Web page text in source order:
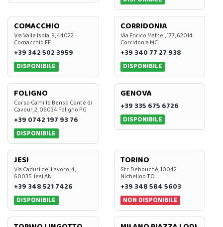
COMACCHIO
Via Valle Isola, 9, 44022
Comacchio FE
+39 342 502 3959
DISPONIBILE
CORRIDONIA
Via Enrico Mattei, 177, 62014
Corridonia MC
+39 340 77 27 938
DISPONIBILE
FOLIGNO
Corso Camillo Benso Conte di
Cavour, 2, 06034 Foligno PG
+39 0742 197 93 76
DISPONIBILE
GENOVA
+39 335 675 6726
DISPONIBILE
JESI
Via Caduti del Lavoro, 4,
60035 Jesi AN
+39 348 521 7426
DISPONIBILE
TORINO
Str. Debouchè, 10042
Nichelino TO
+39 348 584 5603
NON DISPONIBILE